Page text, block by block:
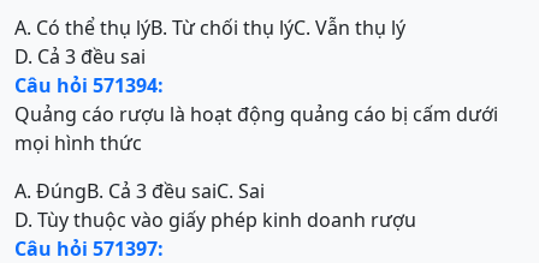
A. Có thể thụ lýB. Từ chối thụ lýC. Vẫn thụ lý
D. Cả 3 đều sai
Câu hỏi 571394:
Quảng cáo rượu là hoạt động quảng cáo bị cấm dưới
mọi hình thức
A. ĐúngB. Cả 3 đều saiC. Sai
D. Tùy thuộc vào giấy phép kinh doanh rượu
Câu hỏi 571397: